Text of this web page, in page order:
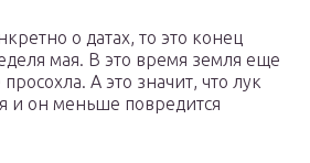
о датах, то это конец
мая. В это время земля еще
А это значит, что лук
и он меньше повредится